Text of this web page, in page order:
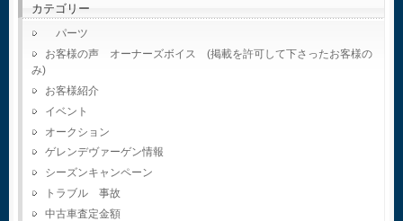
カテゴリー
パーツ
お客様の声 オーナーズボイス (掲載を許可して下さったお客様の
み)
お客様紹介
イベント
オークション
ゲレンデヴァーゲン情報
シーズンキャンペーン
トラブル 事故
中古車査定金額